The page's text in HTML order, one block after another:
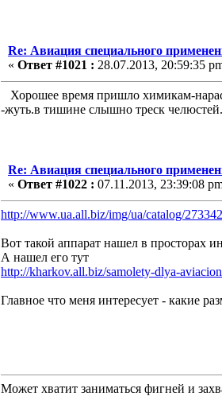
Re: Авиация специального
« Ответ #1021 : 28.07.2013, 20:59:35
Хорошее время пришло химикам-
-жуть.в тишине слышно треск челюстей.
Re: Авиация специального
« Ответ #1022 : 07.11.2013, 23:39:08
http://www.ua.all.biz/img/ua/catalog/
Вот такой аппарат нашел в просторах
А нашел его тут
http://kharkov.all.biz/samolety-dlya-
Главное что меня интересует - какие
Может хватит заниматься фигней и